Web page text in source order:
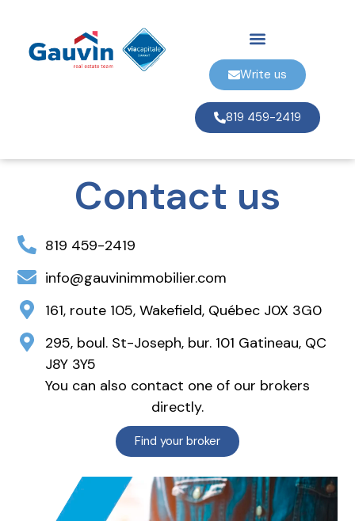
Write us
819 459-2419
Contact us
819 459-2419
info@gauvinimmobilier.com
161, route 105, Wakefield, Québec J0X 3G0
295, boul. St-Joseph, bur. 101 Gatineau, QC
J8Y 3Y5
You can also contact one of our brokers
directly.
Find your broker